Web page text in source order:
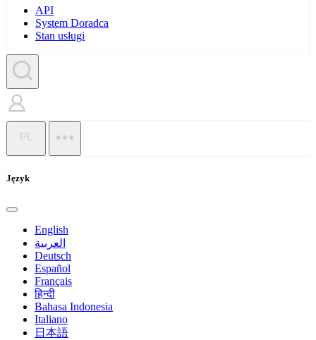
API
System Doradca
Stan usługi
PL
Język
English
العربية
Deutsch
Español
Français
हिन्दी
Bahasa Indonesia
Italiano
日本語